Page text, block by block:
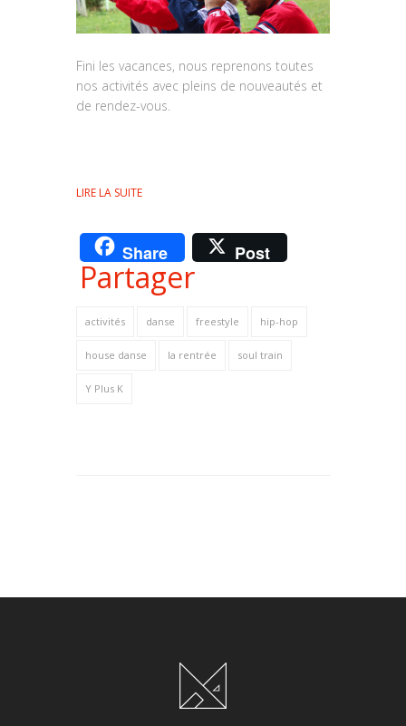
Fini les vacances, nous reprenons toutes
nos activités avec pleins de nouveautés et
de rendez-vous.
LIRE LA SUITE
Share Post
Partager
activités danse freestyle hip-hop
house danse la rentrée soul train
Y Plus K